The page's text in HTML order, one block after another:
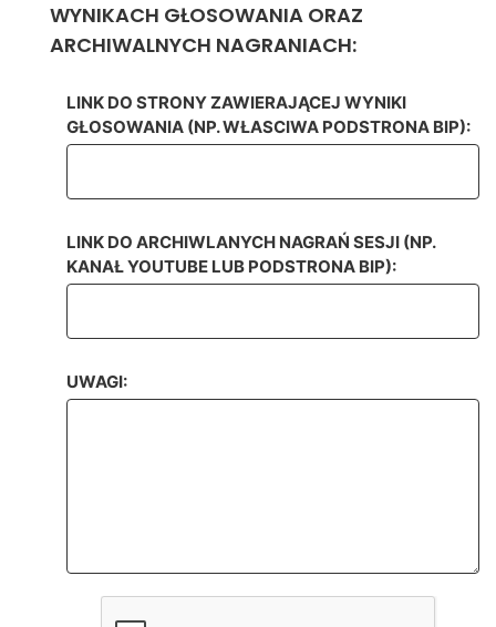
WYNIKACH GŁOSOWANIA ORAZ
ARCHIWALNYCH NAGRANIACH:
LINK DO STRONY ZAWIERAJĄCEJ WYNIKI
GŁOSOWANIA (NP. WŁASCIWA PODSTRONA BIP):
LINK DO ARCHIWLANYCH NAGRAŃ SESJI (NP.
KANAŁ YOUTUBE LUB PODSTRONA BIP):
UWAGI: